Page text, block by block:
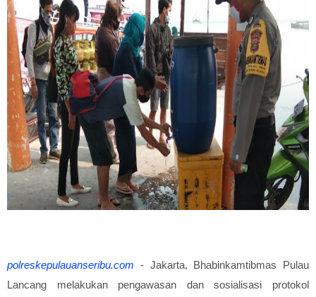
polreskepulauanseribu.com - Jakarta, Bhabinkamtibmas Pulau
Lancang melakukan pengawasan dan sosialisasi protokol